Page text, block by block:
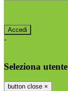
-
Seleziona utente
button close ×